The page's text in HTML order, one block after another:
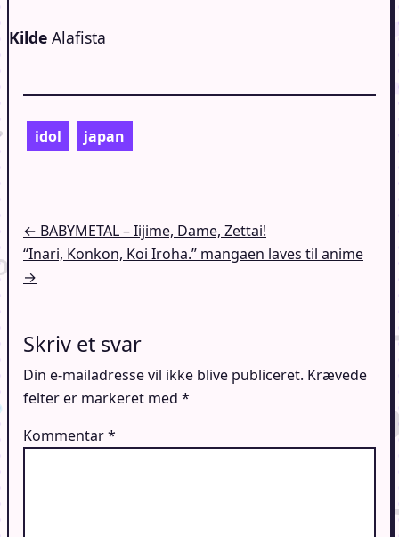
Kilde Alafista
idol japan
Indlægsnavigation
← BABYMETAL – Iijime, Dame, Zettai!
“Inari, Konkon, Koi Iroha.” mangaen laves til anime
→
Skriv et svar
Din e-mailadresse vil ikke blive publiceret. Krævede
felter er markeret med *
Kommentar*